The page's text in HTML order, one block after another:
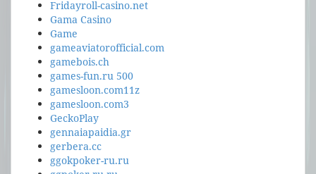
Fridayroll-casino.net
Gama Casino
Game
gameaviatorofficial.com
gamebois.ch
games-fun.ru 500
gamesloon.com11z
gamesloon.com3
GeckoPlay
gennaiapaidia.gr
gerbera.cc
ggokpoker-ru.ru